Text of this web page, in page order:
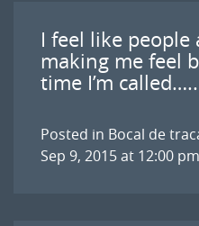
I feel like people
making me feel
time I’m
Posted in Bocal de
Sep 9, 2015 at 12:00 pm